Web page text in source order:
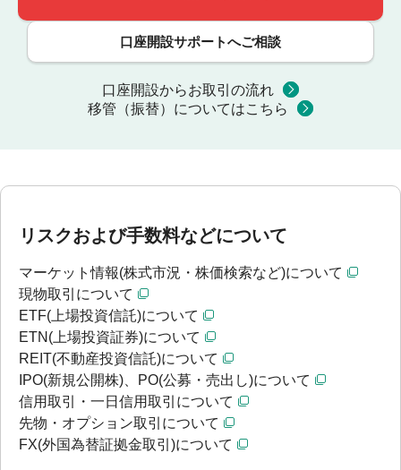
口座開設サポートへご相談
口座開設からお取引の流れ
移管（振替）についてはこちら
リスクおよび手数料などについて
マーケット情報(株式市況・株価検索など)について
現物取引について
ETF(上場投資信託)について
ETN(上場投資証券)について
REIT(不動産投資信託)について
IPO(新規公開株)、PO(公募・売出し)について
信用取引・一日信用取引について
先物・オプション取引について
FX(外国為替証拠金取引)について